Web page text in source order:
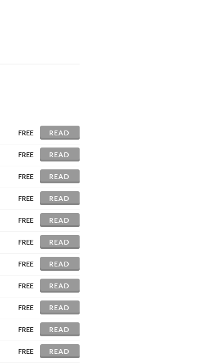
FREE READ
FREE READ
FREE READ
FREE READ
FREE READ
FREE READ
FREE READ
FREE READ
FREE READ
FREE READ
FREE READ